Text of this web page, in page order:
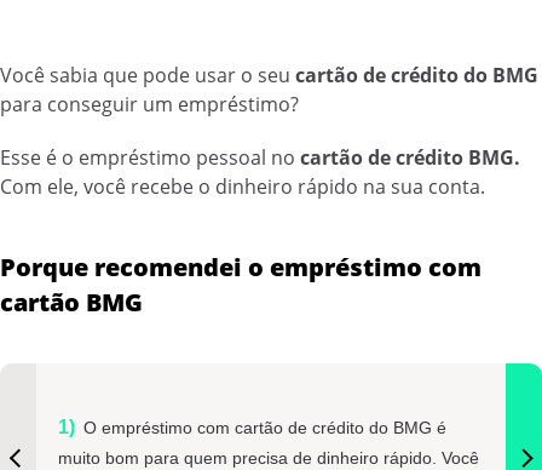
Você sabia que pode usar o seu cartão de crédito do BMG
para conseguir um empréstimo?
Esse é o empréstimo pessoal no cartão de crédito BMG.
Com ele, você recebe o dinheiro rápido na sua conta.
Porque recomendei o empréstimo com
cartão BMG
O empréstimo com cartão de crédito do BMG é
muito bom para quem precisa de dinheiro rápido. Você